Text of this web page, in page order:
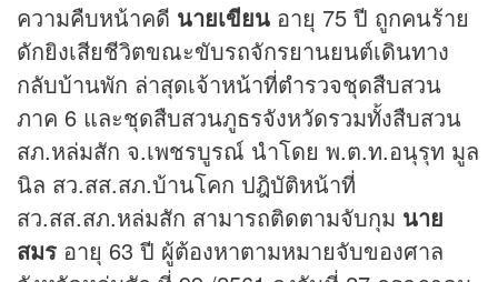
ความคืบหน้าคดี นายเขียน อายุ 75 ปี ถูกคนร้าย
ดักยิงเสียชีวิตขณะขับรถจักรยานยนต์เดินทาง
กลับบ้านพัก ล่าสุดเจ้าหน้าที่ตำรวจชุดสืบสวน
ภาค 6 และชุดสืบสวนภูธรจังหวัดรวมทั้งสืบสวน
สภ.หล่มสัก จ.เพชรบูรณ์ นำโดย พ.ต.ท.อนุรุท มูล
นิล สว.สส.สภ.บ้านโคก ปฎิบัติหน้าที่
สว.สส.สภ.หล่มสัก สามารถติดตามจับกุม นาย
สมร อายุ 63 ปี ผู้ต้องหาตามหมายจับของศาล